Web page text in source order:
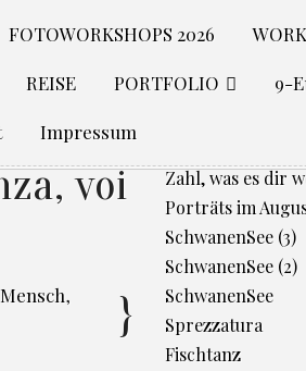
FOTOWORKSHOPS 2026
REISE PORTFOLIO 9-
Impressum
voi
Mensch,
Zahl, was es dir
Porträts im
SchwanenSee (3)
SchwanenSee (2)
SchwanenSee
Sprezzatura
Fischtanz